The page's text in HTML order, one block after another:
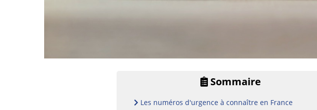
Sommaire
Les numéros d'urgence à connaître en France